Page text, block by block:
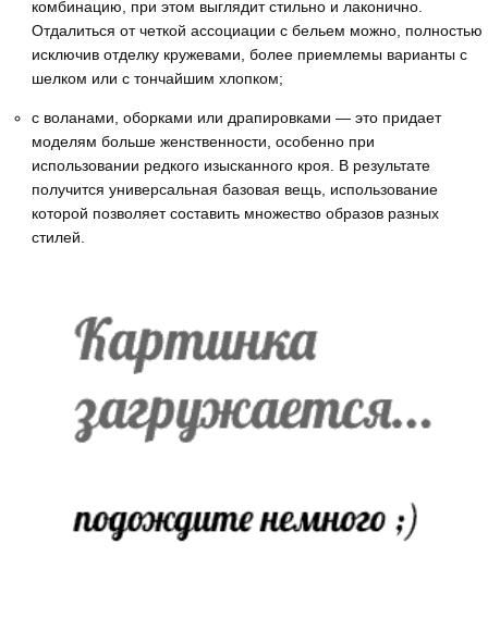
комбинацию, при этом выглядит стильно и лаконично.
Отдалиться от четкой ассоциации с бельем можно, полностью
исключив отделку кружевами, более приемлемы варианты с
шелком или с тончайшим хлопком;
с воланами, оборками или драпировками — это придает
моделям больше женственности, особенно при
использовании редкого изысканного кроя. В результате
получится универсальная базовая вещь, использование
которой позволяет составить множество образов разных
стилей.